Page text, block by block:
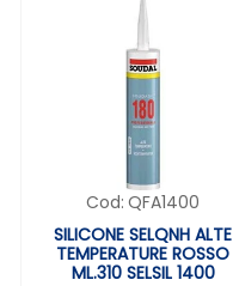
Cod: QFA1400
SILICONE SELQNH ALTE
TEMPERATURE ROSSO
ML.310 SELSIL 1400